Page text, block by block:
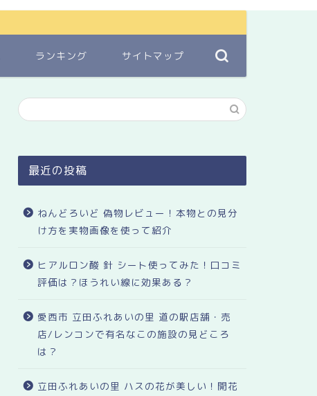
ランキング サイトマップ
最近の投稿
ねんどろいど 偽物レビュー！本物との見分
け方を実物画像を使って紹介
ヒアルロン酸 針 シート使ってみた！口コミ
評価は？ほうれい線に効果ある？
愛西市 立田ふれあいの里 道の駅店舗・売
店/レンコンで有名なこの施設の見どころ
は？
立田ふれあいの里 ハスの花が美しい！開花